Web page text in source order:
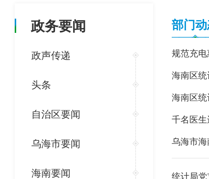
政务要闻
政声传递
头条
自治区要闻
乌海市要闻
海南要闻
部门
规范充
海南区
海南区
千名医
乌海市
统计局